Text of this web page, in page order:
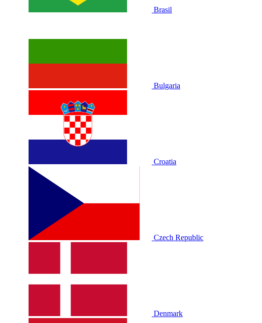
Brasil
Bulgaria
Croatia
Czech Republic
Denmark